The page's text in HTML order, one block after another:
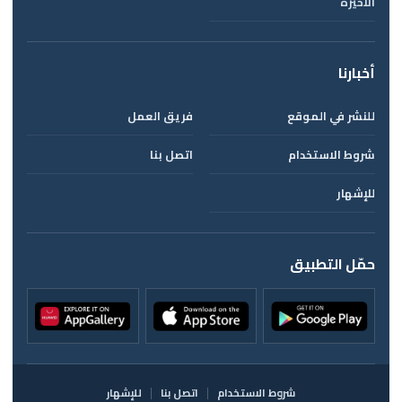
أخبارنا
للنشر في الموقع
فريق العمل
شروط الاستخدام
اتصل بنا
للإشهار
حمّل التطبيق
شروط الاستخدام اتصل بنا للإشهار